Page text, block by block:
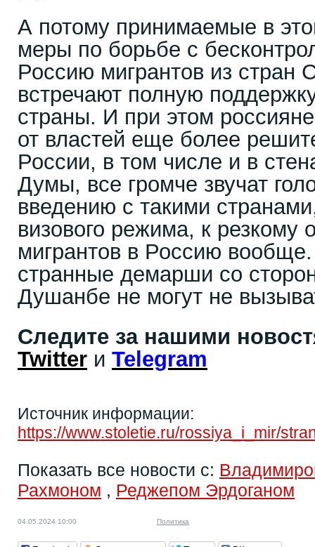
А потому принимаемые в
меры по борьбе с
Россию мигрантов из стран
встречают полную
страны. И при этом
от властей еще более
России, в том числе и в
Думы, все громче звучат
введению с такими
визового режима, к резкому
мигрантов в Россию
странные демарши со
Душанбе не могут не
Следите за нашими
Twitter и Telegram
Источник информации:
https://www.stoletie.ru/rossiya_i_mir/
Показать все новости с:
Рахмоном , Реджепом Эрдоганом
04.05.2024 10:00 Политика